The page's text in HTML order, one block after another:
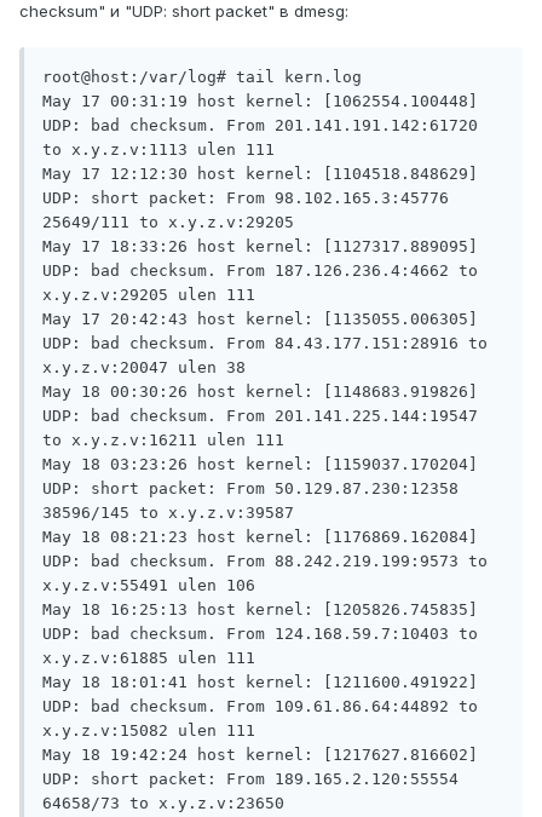
checksum" и "UDP: short packet" в dmesg:
root@host:/var/log# tail kern.log
May 17 00:31:19 host kernel: [1062554.100448]
UDP: bad checksum. From 201.141.191.142:61720
to x.y.z.v:1113 ulen 111
May 17 12:12:30 host kernel: [1104518.848629]
UDP: short packet: From 98.102.165.3:45776
25649/111 to x.y.z.v:29205
May 17 18:33:26 host kernel: [1127317.889095]
UDP: bad checksum. From 187.126.236.4:4662 to
x.y.z.v:29205 ulen 111
May 17 20:42:43 host kernel: [1135055.006305]
UDP: bad checksum. From 84.43.177.151:28916 to
x.y.z.v:20047 ulen 38
May 18 00:30:26 host kernel: [1148683.919826]
UDP: bad checksum. From 201.141.225.144:19547
to x.y.z.v:16211 ulen 111
May 18 03:23:26 host kernel: [1159037.170204]
UDP: short packet: From 50.129.87.230:12358
38596/145 to x.y.z.v:39587
May 18 08:21:23 host kernel: [1176869.162084]
UDP: bad checksum. From 88.242.219.199:9573 to
x.y.z.v:55491 ulen 106
May 18 16:25:13 host kernel: [1205826.745835]
UDP: bad checksum. From 124.168.59.7:10403 to
x.y.z.v:61885 ulen 111
May 18 18:01:41 host kernel: [1211600.491922]
UDP: bad checksum. From 109.61.86.64:44892 to
x.y.z.v:15082 ulen 111
May 18 19:42:24 host kernel: [1217627.816602]
UDP: short packet: From 189.165.2.120:55554
64658/73 to x.y.z.v:23650